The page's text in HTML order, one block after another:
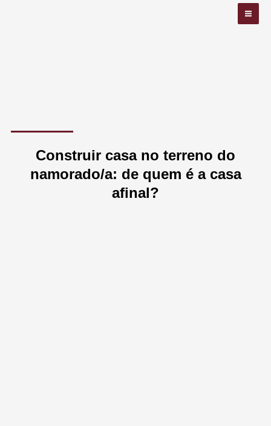
Construir casa no terreno do
namorado/a: de quem é a casa
afinal?